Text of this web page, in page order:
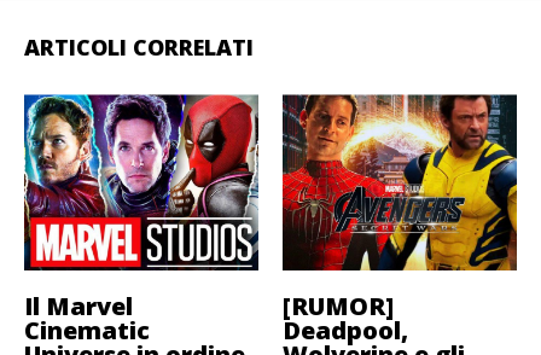
ARTICOLI CORRELATI
Il Marvel
Cinematic
[RUMOR]
Deadpool,